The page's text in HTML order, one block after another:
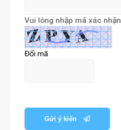
Vui lòng nhập mã xác nhận
Đổi mã
Gửi ý kiến